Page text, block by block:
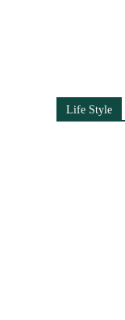
Life Style